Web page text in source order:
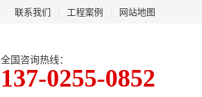
联系我们 工程案例 网站地图
全国咨询热线：
137-0255-0852